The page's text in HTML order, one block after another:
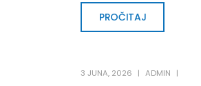
PROČITAJ
3 JUNA, 2026 ADMIN